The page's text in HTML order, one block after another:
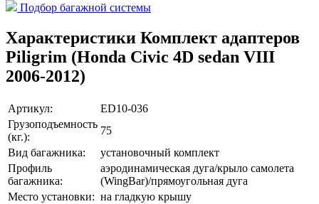
Подбор багажной системы
Характеристики Комплект адаптеров
Piligrim (Honda Civic 4D sedan VIII
2006-2012)
Артикул:
ED10-036
Грузоподъемность
(кг.):
75
Вид багажника:
установочный комплект
Профиль
багажника:
аэродинамическая дуга/крыло самолета
(WingBar)/прямоугольная дуга
Место установки: на гладкую крышу